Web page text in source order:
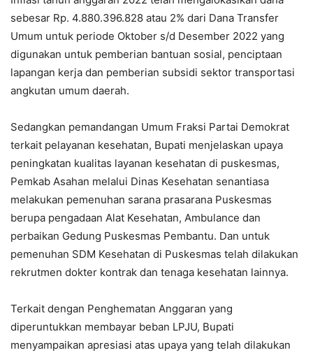
sebesar Rp. 4.880.396.828 atau 2% dari Dana Transfer
Umum untuk periode Oktober s/d Desember 2022 yang
digunakan untuk pemberian bantuan sosial, penciptaan
lapangan kerja dan pemberian subsidi sektor transportasi
angkutan umum daerah.
Sedangkan pemandangan Umum Fraksi Partai Demokrat
terkait pelayanan kesehatan, Bupati menjelaskan upaya
peningkatan kualitas layanan kesehatan di puskesmas,
Pemkab Asahan melalui Dinas Kesehatan senantiasa
melakukan pemenuhan sarana prasarana Puskesmas
berupa pengadaan Alat Kesehatan, Ambulance dan
perbaikan Gedung Puskesmas Pembantu. Dan untuk
pemenuhan SDM Kesehatan di Puskesmas telah dilakukan
rekrutmen dokter kontrak dan tenaga kesehatan lainnya.
Terkait dengan Penghematan Anggaran yang
diperuntukkan membayar beban LPJU, Bupati
menyampaikan apresiasi atas upaya yang telah dilakukan